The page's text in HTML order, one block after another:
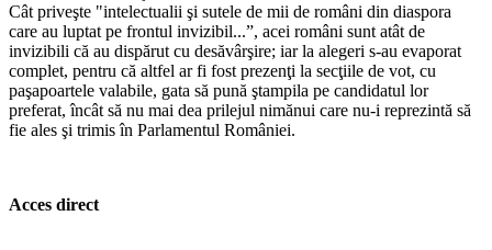
Cât priveşte "intelectualii şi sutele de mii de români din diaspora
care au luptat pe frontul invizibil...”, acei români sunt atât de
invizibili că au dispărut cu desăvârşire; iar la alegeri s-au evaporat
complet, pentru că altfel ar fi fost prezenţi la secţiile de vot, cu
paşapoartele valabile, gata să pună ştampila pe candidatul lor
preferat, încât să nu mai dea prilejul nimănui care nu-i reprezintă să
fie ales şi trimis în Parlamentul României.
Acces direct